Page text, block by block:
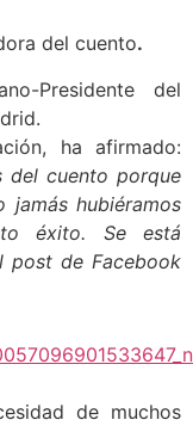
del cuento.
Presidente del
ha afirmado:
del cuento porque
jamás hubiéramos
éxito. Se está
post de Facebook
de muchos